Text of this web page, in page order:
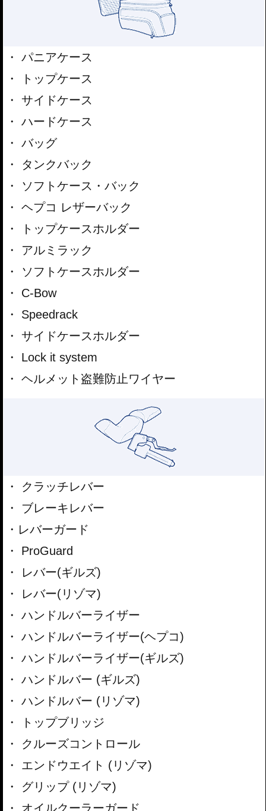
パニアケース
トップケース
サイドケース
ハードケース
バッグ
タンクバック
ソフトケース・バック
ヘプコ レザーバック
トップケースホルダー
アルミラック
ソフトケースホルダー
C-Bow
Speedrack
サイドケースホルダー
Lock it system
ヘルメット盗難防止ワイヤー
クラッチレバー
ブレーキレバー
レバーガード
ProGuard
レバー(ギルズ)
レバー(リゾマ)
ハンドルバーライザー
ハンドルバーライザー(ヘプコ)
ハンドルバーライザー(ギルズ)
ハンドルバー (ギルズ)
ハンドルバー (リゾマ)
トップブリッジ
クルーズコントロール
エンドウエイト (リゾマ)
グリップ (リゾマ)
オイルクーラーガード